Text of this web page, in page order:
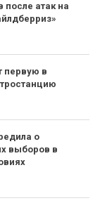
после атак на
первую в
о
выборов в